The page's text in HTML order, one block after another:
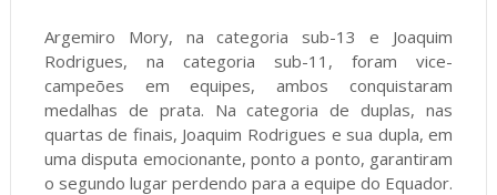
Argemiro Mory, na categoria sub-13 e Joaquim
Rodrigues, na categoria sub-11, foram vice-
campeões em equipes, ambos conquistaram
medalhas de prata. Na categoria de duplas, nas
quartas de finais, Joaquim Rodrigues e sua dupla, em
uma disputa emocionante, ponto a ponto, garantiram
o segundo lugar perdendo para a equipe do Equador.